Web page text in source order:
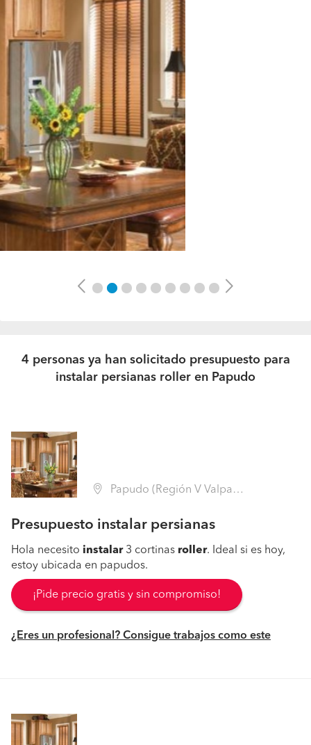
Previous Next
4 personas ya han solicitado presupuesto para
instalar persianas roller en Papudo
Papudo (Región V Valparaíso - Petorca)
Presupuesto instalar persianas
Hola necesito instalar3 cortinas roller. Ideal si es hoy,
estoy ubicada en papudos.
¡Pide precio gratis y sin compromiso!
¿Eres un profesional? Consigue trabajos como este